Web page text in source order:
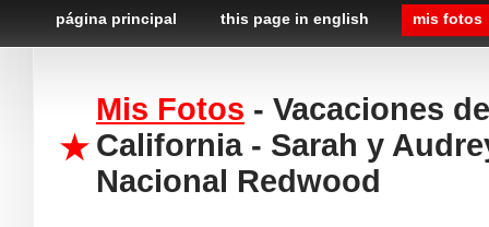
página principal this page in english mis fotos
Mis Fotos - Vacaciones
California - Sarah y
Nacional Redwood